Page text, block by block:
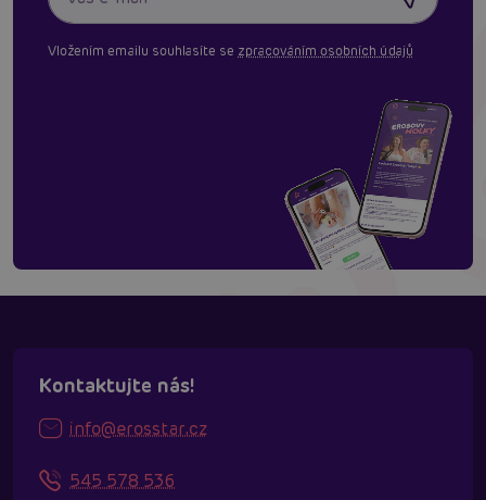
Vložením emailu souhlasíte se zpracováním osobních údajů
Kontaktujte nás!
info@erosstar.cz
545 578 536